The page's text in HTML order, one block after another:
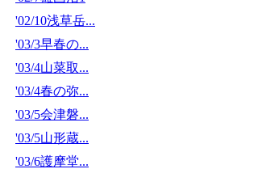
'02/10浅草岳...
'03/3早春の...
'03/4山菜取...
'03/4春の弥...
'03/5会津磐...
'03/5山形蔵...
'03/6護摩堂...